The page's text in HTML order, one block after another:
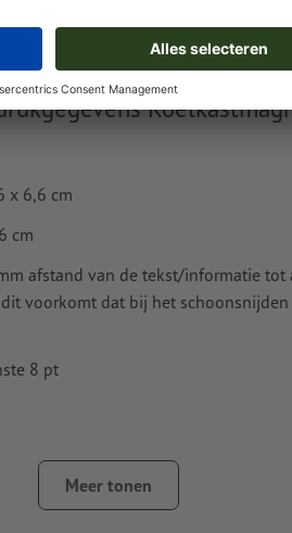
x 6,6 cm
cm
afstand van de tekst/informatie tot
voorkomt dat bij het
8 pt
(PSO Coated v3) voor
v3 FOGRA52) voor ongestreken
Meer tonen